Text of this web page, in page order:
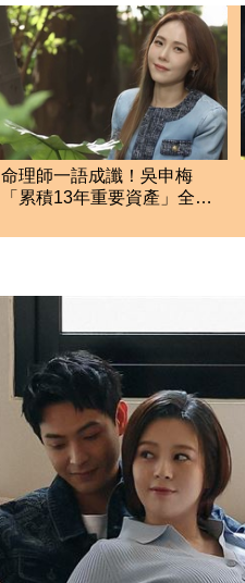
命理師一語成讖！吳申梅
「累積13年重要資產」全沒